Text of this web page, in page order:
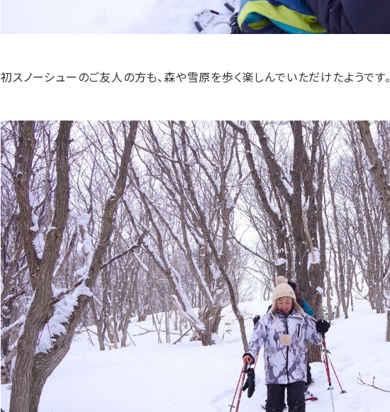
初スノーシューのご友人の方も、森や雪原を歩く楽しんでいただけたようです。